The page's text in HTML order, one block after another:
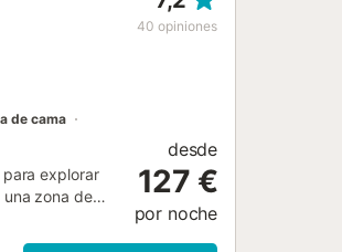
40 opiniones
de cama
explorar
zona de
desde
127 €
por noche